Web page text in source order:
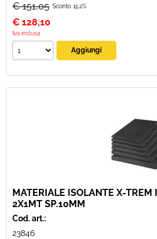
€ 151,05 Sconto 15.2%
€ 128,10
Iva inclusa
MATERIALE ISOLANTE X-TREM
2X1MT SP.10MM
Cod. art.:
23846